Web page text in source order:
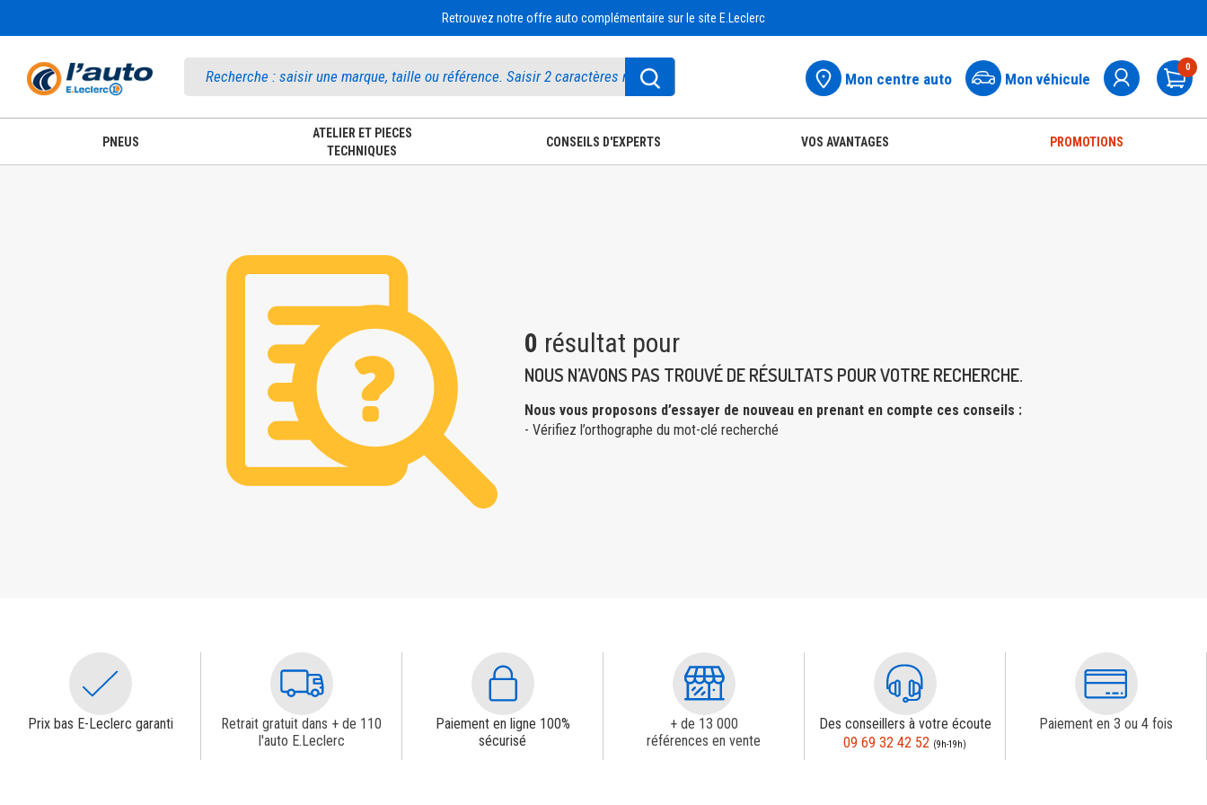
Retrouvez notre offre auto complémentaire sur le site E.Leclerc
Mon centre auto Mon véhicule
0
PNEUS
ATELIER ET PIECES
TECHNIQUES
CONSEILS D'EXPERTS VOS AVANTAGES PROMOTIONS
0 résultat pour
NOUS N’AVONS PAS TROUVÉ DE RÉSULTATS POUR VOTRE RECHERCHE.
Nous vous proposons d’essayer de nouveau en prenant en compte ces conseils :
- Vérifiez l’orthographe du mot-clé recherché
Prix bas E-Leclerc garanti
Retrait gratuit dans + de 110
l'auto E.Leclerc
Paiement en ligne 100%
sécurisé
+ de 13 000
références en vente
Des conseillers à votre écoute
09 69 32 42 52 (9h-19h)
Paiement en 3 ou 4 fois